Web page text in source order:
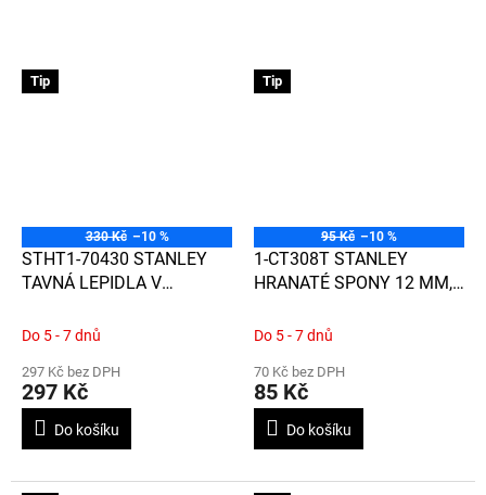
Tip
330 Kč –10 %
STHT1-70430 STANLEY
TAVNÁ LEPIDLA V
Do 5 - 7 dnů
297 Kč bez DPH
297 Kč
Do košíku
Tip
95 Kč –10 %
1-CT308T STANLEY
HRANATÉ SPONY 12 MM,
Do 5 - 7 dnů
70 Kč bez DPH
85 Kč
Do košíku